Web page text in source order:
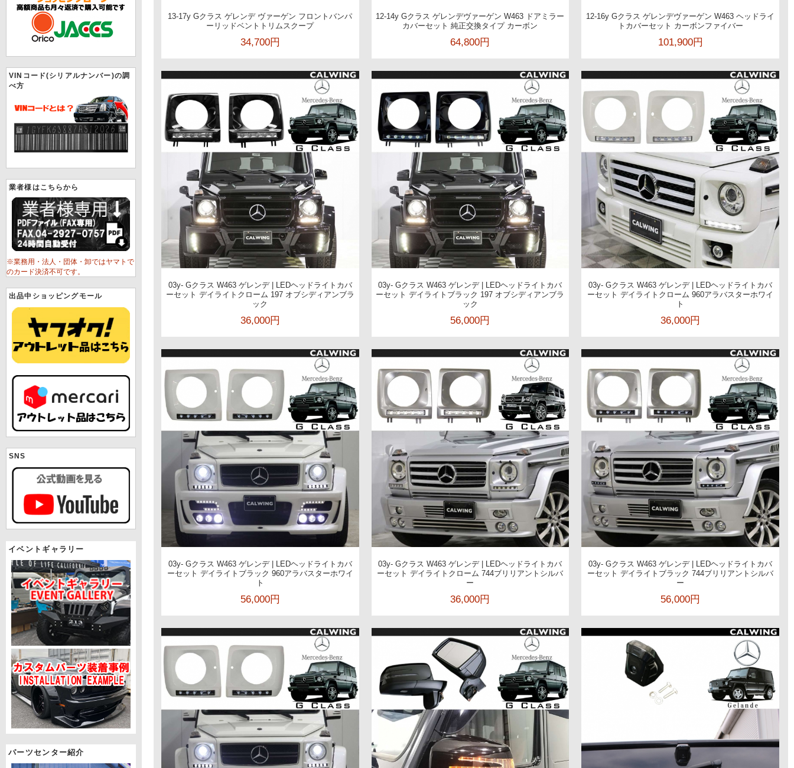
VINコード(シリアルナンバー)の調
べ方
業者様はこちらから
※業務用・法人・団体・卸ではヤマトで
のカード決済不可です。
出品中ショッピングモール
SNS
イベントギャラリー
パーツセンター紹介
13-17y Gクラス ゲレンデ ヴァーゲン フロントバンパ
ーリッドベントトリムスクープ
34,700円
12-14y Gクラス ゲレンデヴァーゲン W463 ドアミラー
カバーセット 純正交換タイプ カーボン
64,800円
12-16y Gクラス ゲレンデヴァーゲン W463 ヘッドライ
トカバーセット カーボンファイバー
101,900円
03y- Gクラス W463 ゲレンデ | LEDヘッドライトカバ
ーセット デイライトクローム 197 オブシディアンブラ
ック
36,000円
03y- Gクラス W463 ゲレンデ | LEDヘッドライトカバ
ーセット デイライトブラック 197 オブシディアンブラ
ック
56,000円
03y- Gクラス W463 ゲレンデ | LEDヘッドライトカバ
ーセット デイライトクローム 960アラバスターホワイ
ト
36,000円
03y- Gクラス W463 ゲレンデ | LEDヘッドライトカバ
ーセット デイライトブラック 960アラバスターホワイ
ト
56,000円
03y- Gクラス W463 ゲレンデ | LEDヘッドライトカバ
ーセット デイライトクローム 744ブリリアントシルバ
ー
36,000円
03y- Gクラス W463 ゲレンデ | LEDヘッドライトカバ
ーセット デイライトブラック 744ブリリアントシルバ
ー
56,000円